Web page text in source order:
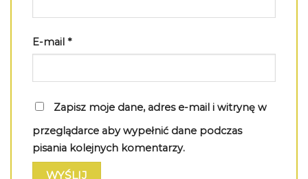
E-mail *
Zapisz moje dane, adres e-mail i witrynę w
przeglądarce aby wypełnić dane podczas
pisania kolejnych komentarzy.